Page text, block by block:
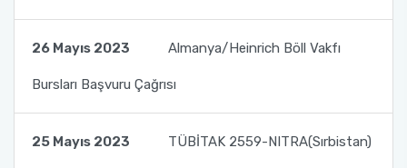
26 Mayıs 2023 Almanya/Heinrich Böll Vakfı
Bursları Başvuru Çağrısı
25 Mayıs 2023 TÜBİTAK 2559-NITRA(Sırbistan)
Erasmus+ Ofis Görüşme Saatleri